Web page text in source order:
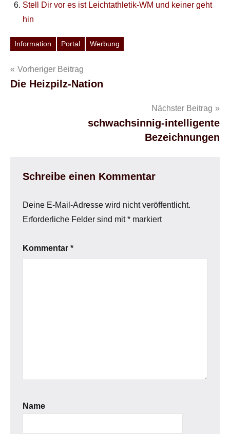
Stell Dir vor es ist Leichtathletik-WM und keiner geht
hin
Schlagwörter
Information Portal Werbung
Beitragsnavigation
Vorheriger Beitrag
Die Heizpilz-Nation
Nächster Beitrag
schwachsinnig-intelligente
Bezeichnungen
Schreibe einen Kommentar
Deine E-Mail-Adresse wird nicht veröffentlicht.
Erforderliche Felder sind mit* markiert
Kommentar *
Name